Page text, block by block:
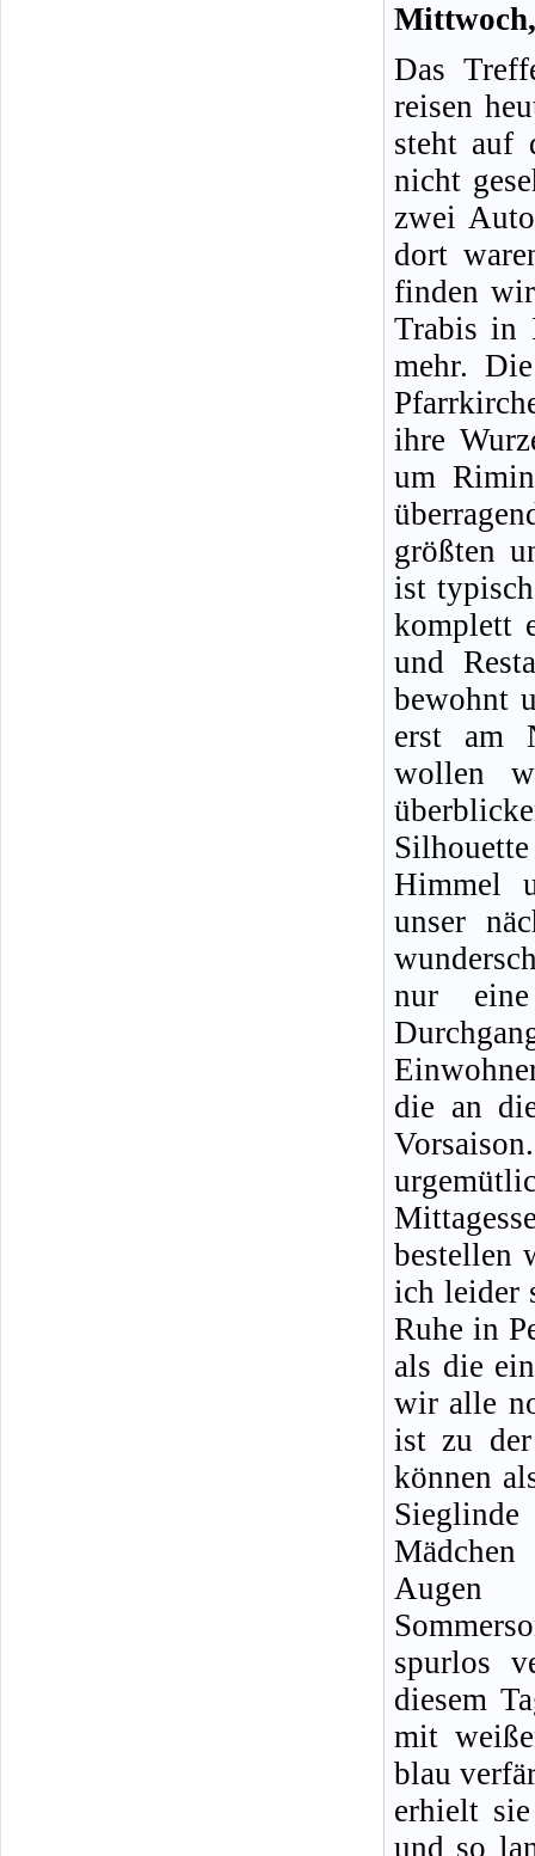
Das
reisen
steht auf
nicht
zwei
dort
finden
Trabis in
mehr.
ihre
um
größten
ist
komplett
und
bewohnt
erst am
wollen
Himmel
unser
nur
die an
bestellen
ich leider
Ruhe in
als die
wir alle
ist zu
können
spurlos
diesem
mit
blau
erhielt
und so